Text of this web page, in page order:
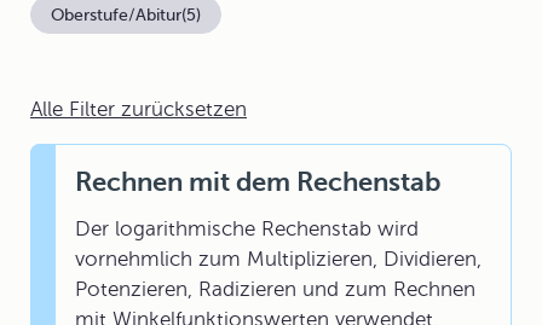
Alle Filter zurücksetzen
Rechnen mit dem Rechenstab
Der logarithmische Rechenstab wird
vornehmlich zum Multiplizieren, Dividieren,
Potenzieren, Radizieren und zum Rechnen
mit Winkelfunktionswerten verwendet.
Oberstufe/Abitur(5)